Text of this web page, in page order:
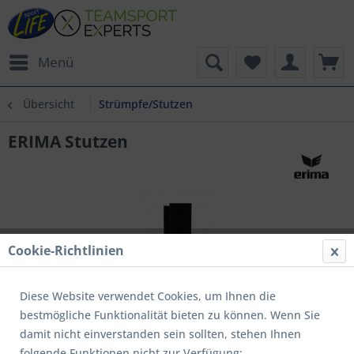
Menü
Übersicht Strümpfe/Stutzen
ERIMA Stutzen
Cookie-Richtlinien
Diese Website verwendet Cookies, um Ihnen die
bestmögliche Funktionalität bieten zu können. Wenn Sie
damit nicht einverstanden sein sollten, stehen Ihnen